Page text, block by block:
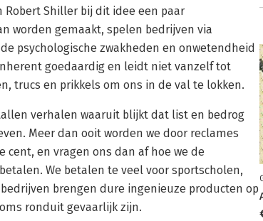
Robert Shiller bij dit idee een paar
worden gemaakt, spelen bedrijven via
psychologische zwakheden en onwetendheid
goedaardig en leidt niet vanzelf tot
trucs en prikkels om ons in de val te lokken.
verhalen waaruit blijkt dat list en bedrog
Meer dan ooit worden we door reclames
en vragen ons dan af hoe we de
We betalen te veel voor sportscholen,
brengen dure ingenieuze producten op
ronduit gevaarlijk zijn.